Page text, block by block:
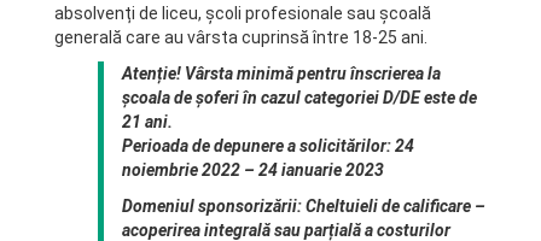
absolvenți de liceu, școli profesionale sau școală
generală care au vârsta cuprinsă între 18-25 ani.
Atenție! Vârsta minimă pentru înscrierea la
școala de șoferi în cazul categoriei D/DE este de
21 ani.
Perioada de depunere a solicitărilor:24
noiembrie 2022 – 24 ianuarie 2023
Domeniul sponsorizării: Cheltuieli de calificare–
acoperirea integrală sau parțială a costurilor